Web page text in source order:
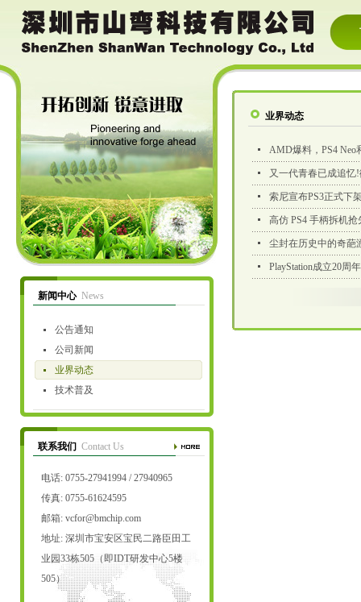
新闻中心 News
公告通知
公司新闻
业界动态
技术普及
联系我们 Contact Us
电话: 0755-27941994 / 27940965
传真: 0755-61624595
邮箱: vcfor@bmchip.com
地址: 深圳市宝安区宝民二路臣田工
业园33栋505（即IDT研发中心5楼
505）
业界动态
AMD爆料，PS4 Neo
又一代青春已成追忆
索尼宣布PS3正式下
高仿 PS4 手柄拆机抢
尘封在历史中的奇葩
PlayStation成立20周